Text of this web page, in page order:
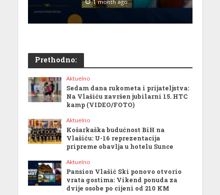
1 month ago
Prethodno:
Aktuelno
Sedam dana rukometa i prijateljstva:
Na Vlašiću završen jubilarni 15. HTC
kamp (VIDEO/FOTO)
Aktuelno
Košarkaška budućnost BiH na
Vlašiću: U-16 reprezentacija
pripreme obavlja u hotelu Sunce
Aktuelno
Pansion Vlašić Ski ponovo otvorio
vrata gostima: Vikend ponuda za
dvije osobe po cijeni od 210 KM